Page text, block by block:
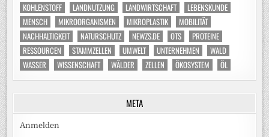
KOHLENSTOFF
LANDNUTZUNG LANDWIRTSCHAFT
LEBENSKUNDE
MENSCH
MIKROORGANISMEN MIKROPLASTIK
MOBILITÄT
NACHHALTIGKEIT
NATURSCHUTZ NEWZS.DE OTS
PROTEINE
RESSOURCEN
STAMMZELLEN UMWELT UNTERNEHMEN
WALD
WASSER
WISSENSCHAFT WÄLDER ZELLEN ÖKOSYSTEM ÖL
META
Anmelden